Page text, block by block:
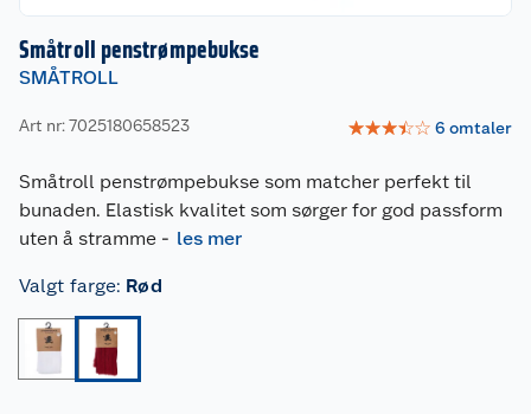
Småtroll penstrømpebukse
SMÅTROLL
Art nr: 7025180658523 ☆☆☆☆☆ 6 omtaler
Småtroll penstrømpebukse som matcher perfekt til
bunaden. Elastisk kvalitet som sørger for god passform
uten å stramme - les mer
Valgt farge: Rød